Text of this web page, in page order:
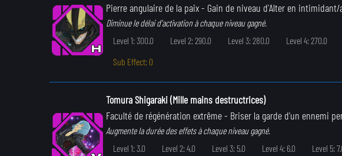
Pierre angulaire de la paix- Gain de niveau d'Alter en
Diminue le délai d'activation à chaque niveau gagné.
Level 1: 300.0
Level 2: 290.0 Level 3: 280.0 Level 4: 270.0
Sub Effect: 0
Tomura Shigaraki (Mille mains destructrices)
Faculté de régénération extrême- Briser la garde d'un ennemi
Augmente la durée des effets à chaque niveau gagné.
Level 1: 3.0
Level 2: 4.0 Level 3: 5.0 Level 4: 6.0 Level 5: